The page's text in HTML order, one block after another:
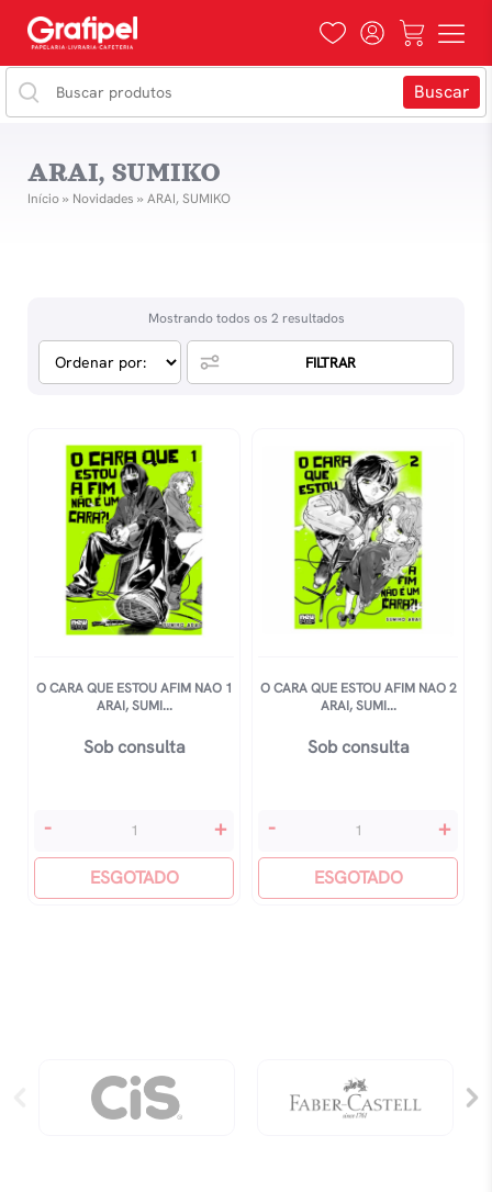
ARAI, SUMIKO
Início» Novidades » ARAI, SUMIKO
Mostrando todos os 2 resultados
FILTRAR
O CARA QUE ESTOU AFIM NAO 1
ARAI, SUMI...
Sob consulta
O
Estou
- +
ESGOTADO
O CARA QUE ESTOU AFIM NAO 2
ARAI, SUMI...
Sob consulta
O
Estou
- +
ESGOTADO